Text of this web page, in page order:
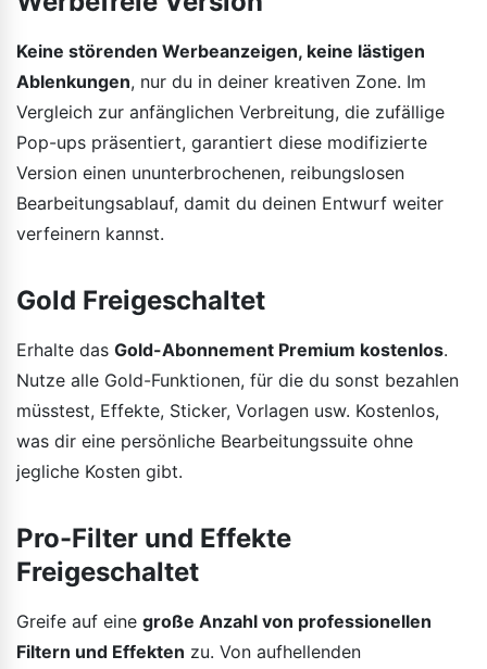
Keine störenden Werbeanzeigen, keine lästigen
Ablenkungen, nur du in deiner kreativen Zone. Im
Vergleich zur anfänglichen Verbreitung, die zufällige
Pop-ups präsentiert, garantiert diese modifizierte
Version einen ununterbrochenen, reibungslosen
Bearbeitungsablauf, damit du deinen Entwurf weiter
verfeinern kannst.
Gold Freigeschaltet
Erhalte das Gold-Abonnement Premium kostenlos.
Nutze alle Gold-Funktionen, für die du sonst bezahlen
müsstest, Effekte, Sticker, Vorlagen usw. Kostenlos,
was dir eine persönliche Bearbeitungssuite ohne
jegliche Kosten gibt.
Pro-Filter und Effekte
Freigeschaltet
Greife auf eine große Anzahl von professionellen
Filtern und Effekten zu. Von aufhellenden